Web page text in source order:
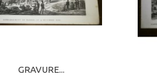
GRAVURE...